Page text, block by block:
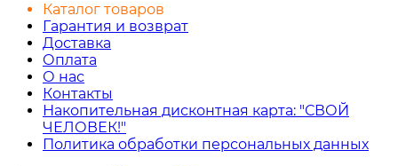
Каталог товаров
Гарантия и возврат
Доставка
Оплата
О нас
Контакты
Накопительная дисконтная карта: "СВОЙ
ЧЕЛОВЕК!"
Политика обработки персональных данных